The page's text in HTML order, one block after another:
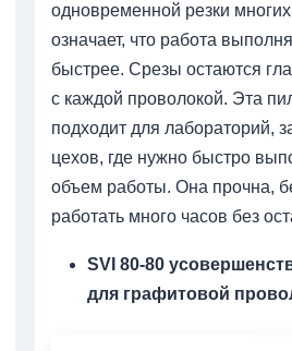
одновременной резки
означает, что работа
быстрее. Срезы остаются
с каждой проволокой. Эта
подходит для лабораторий,
цехов, где нужно быстро
объем работы. Она прочна,
работать много часов без
SVI 80-80
для графитовой